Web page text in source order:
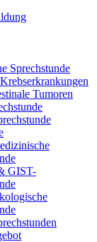
Sprechstunde
Tumoren
GIST-